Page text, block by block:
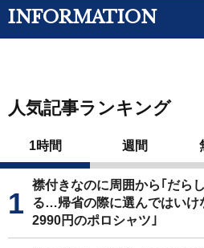
INFORMATION
人気記事ランキング
1時間 週間
襟付きなのに周囲から｢だら
る…帰省の際に選んではいけ
2990円のポロシャツ｣